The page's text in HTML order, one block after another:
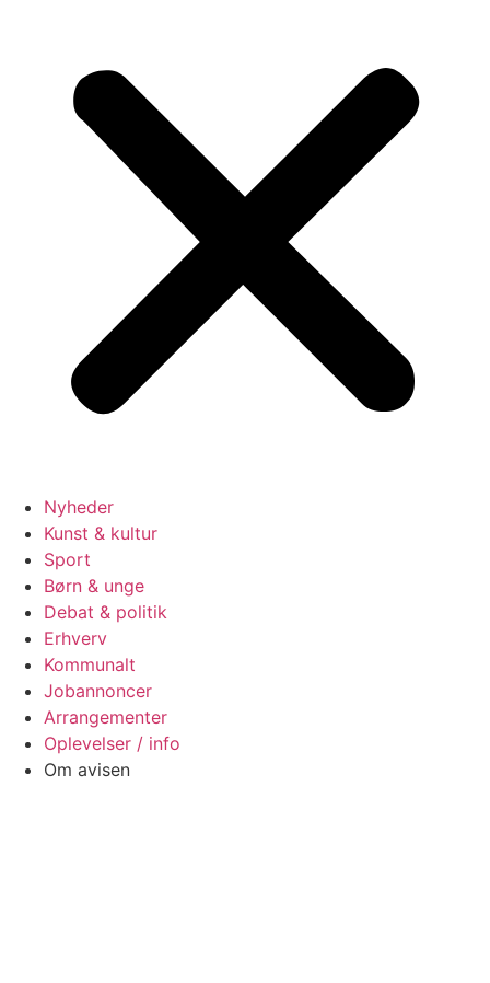
Nyheder
Kunst & kultur
Sport
Børn & unge
Debat & politik
Erhverv
Kommunalt
Jobannoncer
Arrangementer
Oplevelser / info
Om avisen